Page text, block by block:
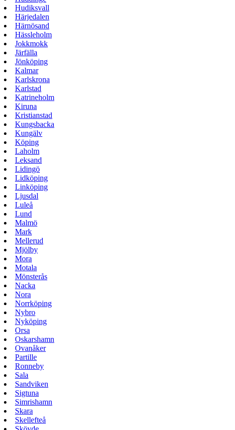
Hudiksvall
Härjedalen
Härnösand
Hässleholm
Jokkmokk
Järfälla
Jönköping
Kalmar
Karlskrona
Karlstad
Katrineholm
Kiruna
Kristianstad
Kungsbacka
Kungälv
Köping
Laholm
Leksand
Lidingö
Lidköping
Linköping
Ljusdal
Luleå
Lund
Malmö
Mark
Mellerud
Mjölby
Mora
Motala
Mönsterås
Nacka
Nora
Norrköping
Nybro
Nyköping
Orsa
Oskarshamn
Ovanåker
Partille
Ronneby
Sala
Sandviken
Sigtuna
Simrishamn
Skara
Skellefteå